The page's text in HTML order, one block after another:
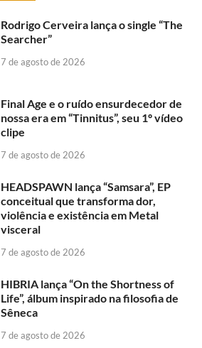
Rodrigo Cerveira lança o single “The
Searcher”
7 de agosto de 2026
Final Age e o ruído ensurdecedor de
nossa era em “Tinnitus”, seu 1º vídeo
clipe
7 de agosto de 2026
HEADSPAWN lança “Samsara”, EP
conceitual que transforma dor,
violência e existência em Metal
visceral
7 de agosto de 2026
HIBRIA lança “On the Shortness of
Life”, álbum inspirado na filosofia de
Sêneca
7 de agosto de 2026